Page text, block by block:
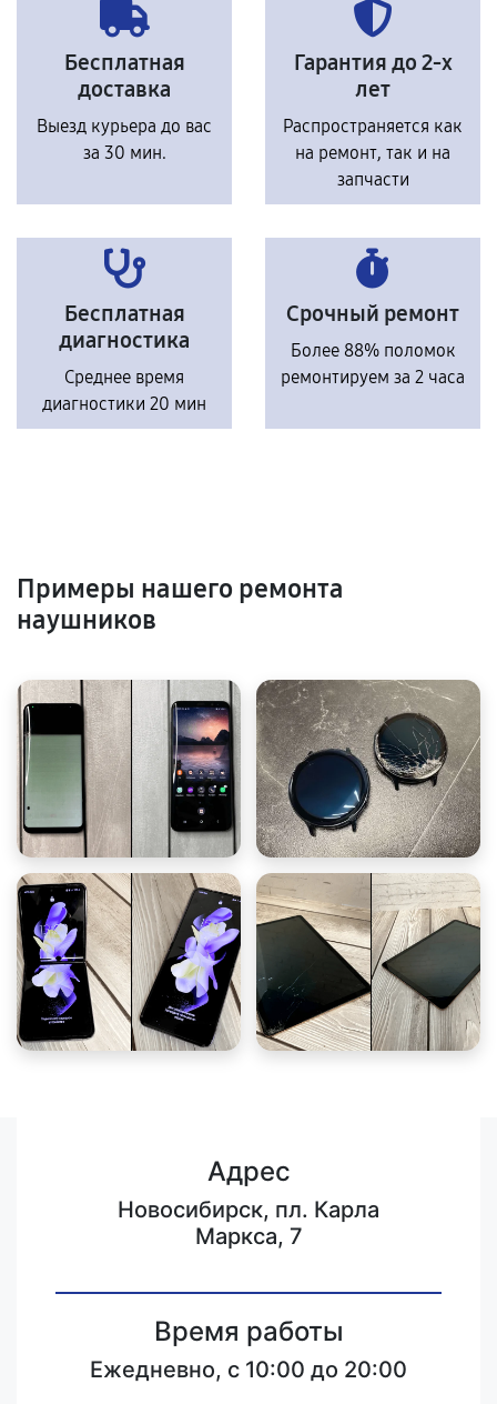
Бесплатная
доставка
Выезд курьера до вас
за 30 мин.
Гарантия до 2-х
лет
Распространяется как
на ремонт, так и на
запчасти
Бесплатная
диагностика
Среднее время
диагностики 20 мин
Срочный ремонт
Более 88% поломок
ремонтируем за 2 часа
Примеры нашего ремонта
наушников
Адрес
Новосибирск, пл. Карла
Маркса, 7
Время работы
Ежедневно, с 10:00 до 20:00